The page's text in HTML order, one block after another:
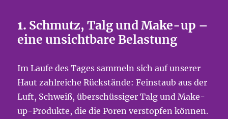
1. Schmutz, Talg und Make-up –
eine unsichtbare Belastung
Im Laufe des Tages sammeln sich auf unserer
Haut zahlreiche Rückstände: Feinstaub aus der
Luft, Schweiß, überschüssiger Talg und Make-
up-Produkte, die die Poren verstopfen können.